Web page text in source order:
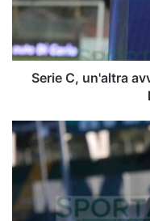
ha
l'allenatore
Serie C, un'altra
Braglia
torna
in
sella:
nuova
panchina